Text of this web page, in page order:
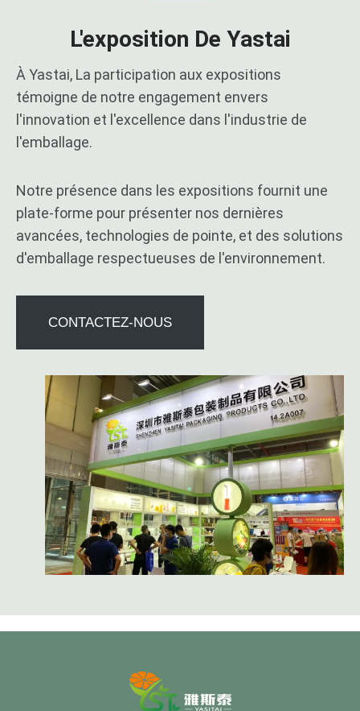
L'exposition De Yastai
À Yastai, La participation aux expositions
témoigne de notre engagement envers
l'innovation et l'excellence dans l'industrie de
l'emballage.
Notre présence dans les expositions fournit une
plate-forme pour présenter nos dernières
avancées, technologies de pointe, et des solutions
d'emballage respectueuses de l'environnement.
CONTACTEZ-NOUS